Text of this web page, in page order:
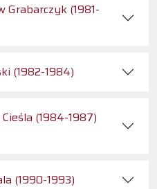
Grabarczyk (1981-
(1982-1984)
(1984-1987)
(1990-1993)